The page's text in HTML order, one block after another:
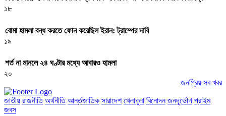
১৮
বোমা হামলা বন্ধ করতে ফোন করেছিল ইরান: ট্রাম্পের দাবি
১৯
শর্ত না মানলে ২৪ ঘণ্টার মধ্যে আবারও হামলা
২০
জনপ্রিয় সব খবর
জাতীয় রাজনীতি অর্থনীতি আর্ন্তজাতিক সারাদেশ খেলাধুলা বিনোদন জনদূর্ভোগ প্রাইম
জবস